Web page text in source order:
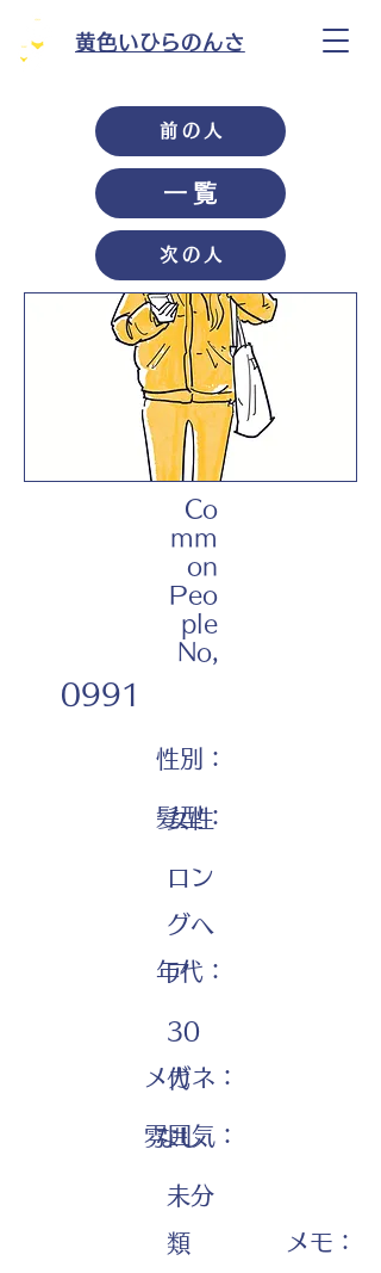
黄色いひらのんさ
前の人
一覧
次の人
Co
mm
on
Peo
ple
No,
0991
性別：
女性
髪型：
ロン
グヘ
ア
年代：
30
代
メガネ：
なし
雰囲気：
未分
類
​メモ：